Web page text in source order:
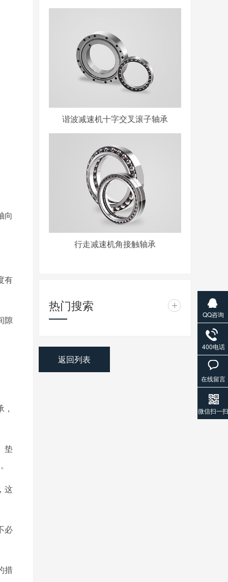
向
有
隙
垫
这
必
措
谐波减速机十字交叉滚子轴承
行走减速机角接触轴承
热门搜索 +
返回列表
QQ咨询
400电话
在线留言
微信扫一扫